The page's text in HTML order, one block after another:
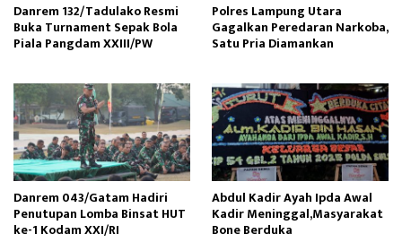
Danrem 132/Tadulako Resmi
Buka Turnament Sepak Bola
Piala Pangdam XXIII/PW
Polres Lampung Utara
Gagalkan Peredaran Narkoba,
Satu Pria Diamankan
Danrem 043/Gatam Hadiri
Penutupan Lomba Binsat HUT
ke-1 Kodam XXI/RI
Abdul Kadir Ayah Ipda Awal
Kadir Meninggal,Masyarakat
Bone Berduka